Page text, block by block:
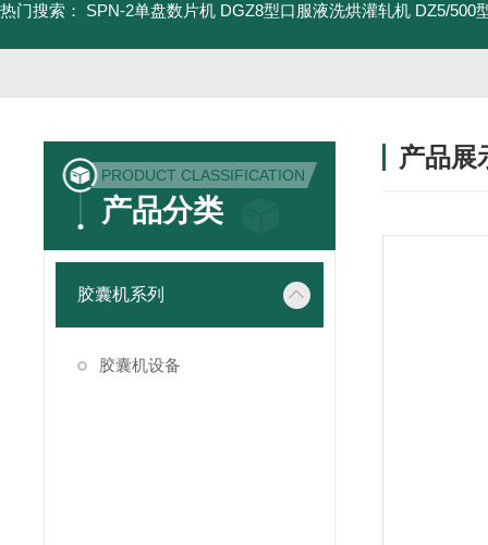
热门搜索： SPN-2单盘数片机 DGZ8型口服液洗烘灌轧机 DZ5/500
PRODUCT CLASSIFICATION
产品分类
胶囊机系列
胶囊机设备
产品展